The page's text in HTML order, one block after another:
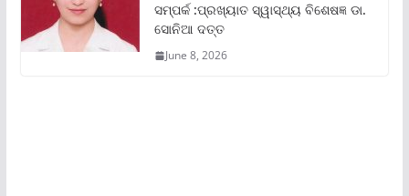
ସମ୍ପର୍କ :ପ୍ରଖ୍ୟାତ ସ୍ୱାସ୍ଥ୍ୟ ବିଶେଷଜ୍ଞ ଡା.
ସୋନିଆ ଦତ୍ତ
June 8, 2026